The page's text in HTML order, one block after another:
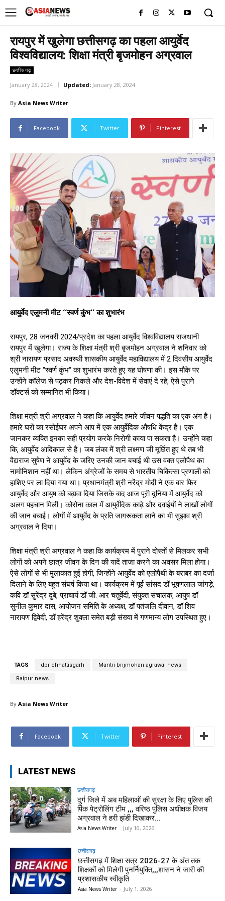
रायपुर में खुलेगा छत्तीसगढ़ का पहला आयुर्वेद
विश्वविद्यालय: शिक्षा मंत्री बृजमोहन अग्रवाल
छत्तीसगढ़
January 28, 2024 Updated: January 28, 2024
By Asia News Writer
Facebook Twitter Pinterest
आयुर्वेद एलुमनी मीट ‘‘स्वर्ण कुंभ‘‘ का शुभारंभ
रायपुर, 28 जनवरी 2024/प्रदेश का पहला आयुर्वेद विश्वविद्यालय राजधानी
रायपुर में खुलेगा। राज्य के शिक्षा मंत्री श्री बृजमोहन अग्रवाल ने शनिवार को
श्री नारायण प्रसाद अवस्थी शासकीय आयुर्वेद महाविद्यालय में 2 दिवसीय आयुर्वेद
एलुमनी मीट ‘‘स्वर्ण कुंभ‘‘ का शुभारंभ करते हुए यह घोषणा की। इस मौके पर
उन्होंने कॉलेज से पढ़कर निकले और देश-विदेश में सेवाएं दे रहे, ऐसे पुराने
डॉक्टर्स को सम्मानित भी किया।
शिक्षा मंत्री श्री अग्रवाल ने कहा कि आयुर्वेद हमारे जीवन पद्धति का एक अंग है।
हमारे घरों का रसोईघर अपने आप में एक आयुर्वेदिक औषधि केंद्र है। एक
जानकर व्यक्ति इनका सही प्रयोग करके निरोगी काया पा सकता है। उन्होंने कहा
कि, आयुर्वेद आदिकाल से है। जब लंका में श्री लक्ष्मण जी मूर्छित हुए थे तब भी
वैद्यराज सुषेण ने आयुर्वेद के जरिए उनकी जान बचाई थी उस वक्त एलोपैथ का
नामोनिशान नहीं था। लेकिन अंग्रेजों के समय से भारतीय चिकित्सा प्रणाली को
हाशिए पर ला दिया गया था। प्रधानमंत्री श्री नरेंद्र मोदी ने एक बार फिर
आयुर्वेद और आयुष को बढ़ावा दिया जिसके बाद आज पूरी दुनिया में आयुर्वेद को
अलग पहचान मिली। कोरोना काल में आयुर्वेदिक काढ़े और दवाईयों ने लाखों लोगों
की जान बचाई। लोगों में आयुर्वेद के प्रति जागरूकता लाने का भी सुझाव श्री
अग्रवाल ने दिया।
शिक्षा मंत्री श्री अग्रवाल ने कहा कि कार्यक्रम में पुराने दोस्तों से मिलकर सभी
लोगों को अपने छात्र जीवन के दिन की यादें ताजा करने का अवसर मिला होगा।
ऐसे लोगों से भी मुलाकात हुई होगी, जिन्होंने आयुर्वेद को एलोपैथी के बराबर का दर्जा
दिलाने के लिए बहुत संघर्ष किया था। कार्यक्रम में पूर्व सांसद डॉ भूषणलाल जांगड़े,
कवि डॉ सुरेंद्र दुबे, प्राचार्य डॉ जी. आर चतुर्वेदी, संयुक्त संचालक, आयुष डॉ
सुनील कुमार दास, आयोजन समिति के अध्यक्ष, डॉ पतंजलि दीवान, डॉ शिव
नारायण द्विवेदी, डॉ हरेंद्र शुक्ला समेत बड़ी संख्या में गणमान्य लोग उपस्थित हुए।
TAGS dpr chhattisgarh Mantri brijmohan agrawal news
Raipur news
By Asia News Writer
Facebook Twitter Pinterest
LATEST NEWS
छत्तीसगढ़
दुर्ग जिले में अब महिलाओं की सुरक्षा के लिए पुलिस की
पिंक पेट्रोलिंग टीम ,,, वरिष्ठ पुलिस अधीक्षक विजय
अग्रवाल ने हरी झंडी दिखाकर...
Asia News Writer - July 16, 2026
छत्तीसगढ़
छत्तीसगढ़ में शिक्षा सत्र 2026-27 के अंत तक
शिक्षकों को मिलेगी पुनर्नियुक्ति,,,शासन ने जारी की
प्रशासकीय स्वीकृति
Asia News Writer - July 1, 2026